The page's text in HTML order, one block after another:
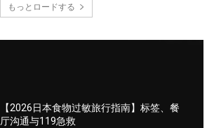
もっとロードする
【2026日本食物过敏旅行指南】标签、餐
厅沟通与119急救